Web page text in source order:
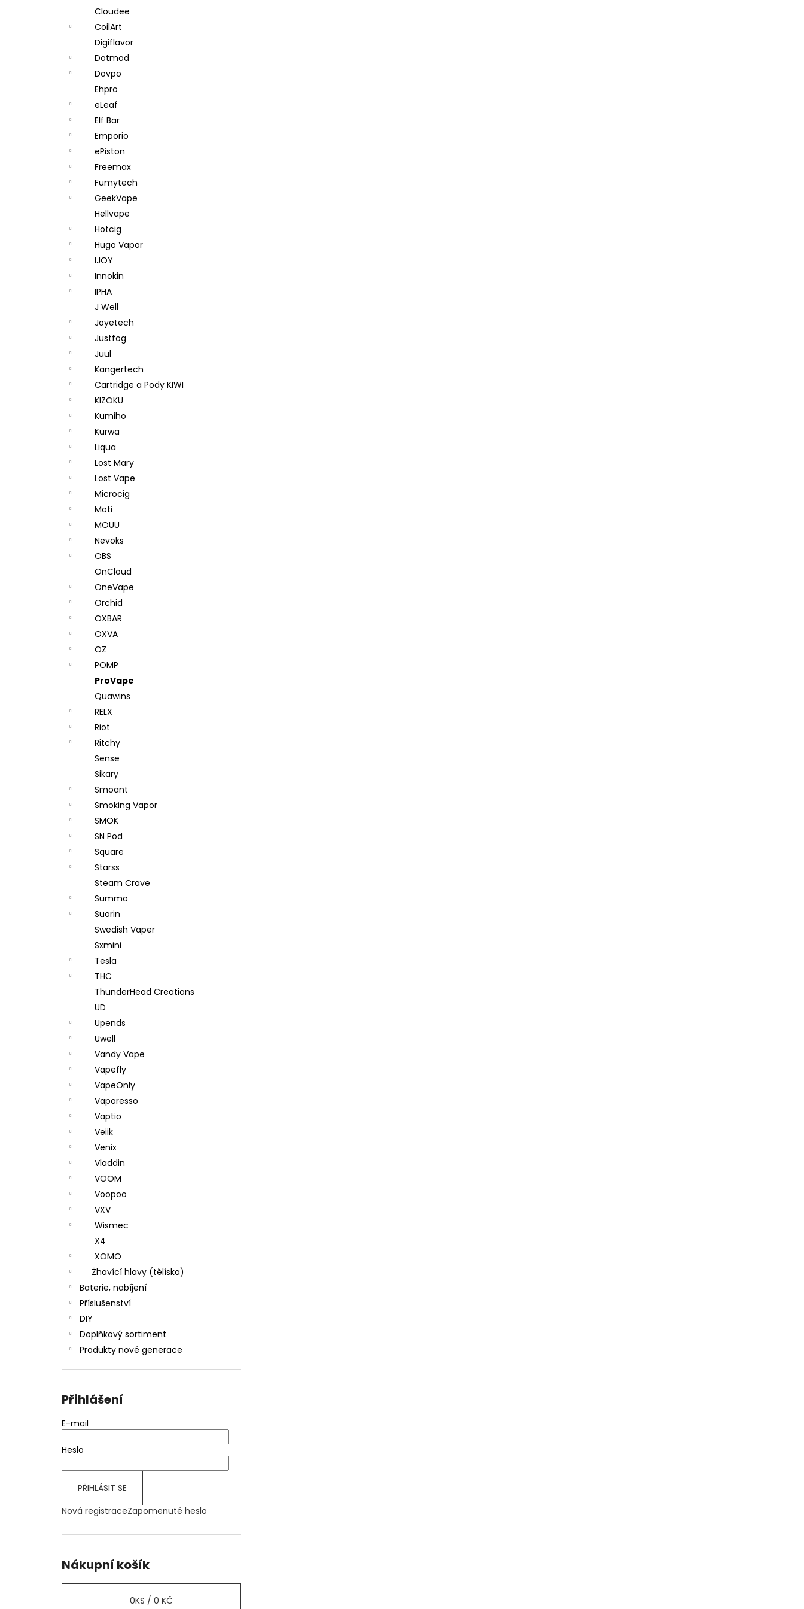
Cloudee
CoilArt
Digiflavor
Dotmod
Dovpo
Ehpro
eLeaf
Elf Bar
Emporio
ePiston
Freemax
Fumytech
GeekVape
Hellvape
Hotcig
Hugo Vapor
IJOY
Innokin
IPHA
J Well
Joyetech
Justfog
Juul
Kangertech
Cartridge a Pody KIWI
KIZOKU
Kumiho
Kurwa
Liqua
Lost Mary
Lost Vape
Microcig
Moti
MOUU
Nevoks
OBS
OnCloud
OneVape
Orchid
OXBAR
OXVA
OZ
POMP
ProVape
Quawins
RELX
Riot
Ritchy
Sense
Sikary
Smoant
Smoking Vapor
SMOK
SN Pod
Square
Starss
Steam Crave
Summo
Suorin
Swedish Vaper
Sxmini
Tesla
THC
ThunderHead Creations
UD
Upends
Uwell
Vandy Vape
Vapefly
VapeOnly
Vaporesso
Vaptio
Veiik
Venix
Vladdin
VOOM
Voopoo
VXV
Wismec
X4
XOMO
Žhavící hlavy (tělíska)
Baterie, nabíjení
Příslušenství
DIY
Doplňkový sortiment
Produkty nové generace
Přihlášení
E-mail
Heslo
PŘIHLÁSIT SE
Nová registraceZapomenuté heslo
Nákupní košík
0KS / 0 KČ